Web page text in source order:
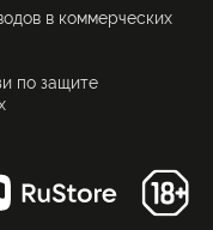
в коммерческих
по защите